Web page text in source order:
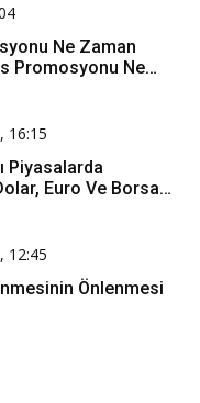
Ne Zaman
Promosyonu Ne
16:15
Piyasalarda
Euro Ve Borsa
12:45
Önlenmesi